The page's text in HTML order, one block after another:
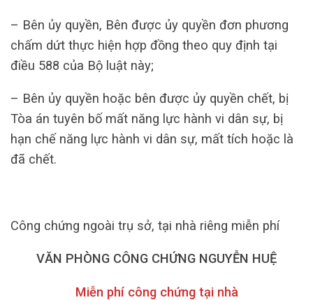
– Bên ủy quyền, Bên được ủy quyền đơn phương
chấm dứt thực hiện hợp đồng theo quy định tại
điều 588 của Bộ luật này;
– Bên ủy quyền hoặc bên được ủy quyền chết, bị
Tòa án tuyên bố mất năng lực hành vi dân sự, bị
hạn chế năng lực hành vi dân sự, mất tích hoặc là
đã chết.
Công chứng ngoài trụ sở, tại nhà riêng miễn phí
VĂN PHÒNG CÔNG CHỨNG NGUYỄN HUỆ
Miễn phí công chứng tại nhà